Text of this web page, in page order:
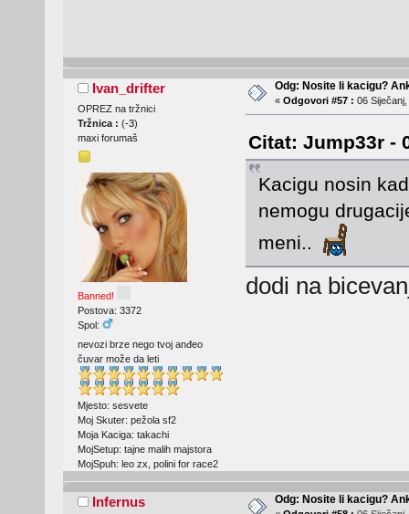
Ivan_drifter
OPREZ na tržnici
Tržnica : (-3)
maxi forumaš
Banned!
Postova: 3372
Spol:
nevozi brze nego tvoj anđeo
čuvar može da leti
Mjesto: sesvete
Moj Skuter: pežola sf2
Moja Kaciga: takachi
MojSetup: tajne malih majstora
MojSpuh: leo zx, polini for race2
Odg: Nosite li kacigu?
« Odgovori #57 : 06
Citat: Jump33r -
Kacigu nosin
nemogu
meni..
dodi na
Infernus Odg: Nosite li kacigu?